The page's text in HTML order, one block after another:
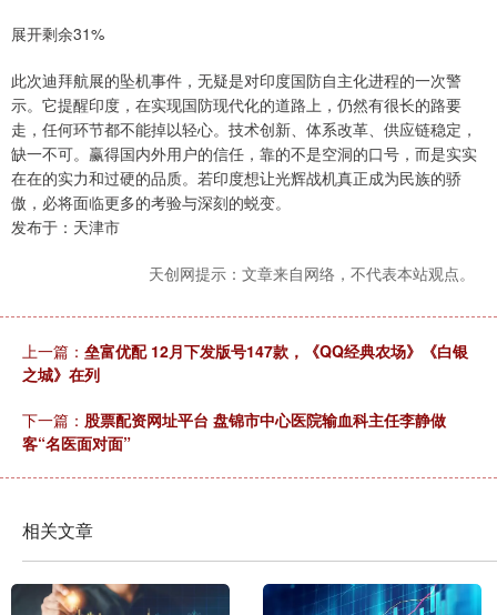
展开剩余31%
此次迪拜航展的坠机事件，无疑是对印度国防自主化进程的一次警
示。它提醒印度，在实现国防现代化的道路上，仍然有很长的路要
走，任何环节都不能掉以轻心。技术创新、体系改革、供应链稳定，
缺一不可。赢得国内外用户的信任，靠的不是空洞的口号，而是实实
在在的实力和过硬的品质。若印度想让光辉战机真正成为民族的骄
傲，必将面临更多的考验与深刻的蜕变。
发布于：天津市
天创网提示：文章来自网络，不代表本站观点。
上一篇： 垒富优配 12月下发版号147款，《QQ经典农场》《白银
之城》在列
下一篇： 股票配资网址平台 盘锦市中心医院输血科主任李静做
客“名医面对面”
相关文章